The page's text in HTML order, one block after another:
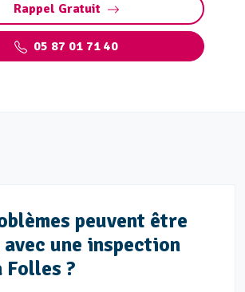
Rappel Gratuit
05 87 01 71 40
peuvent être
une inspection
Folles ?